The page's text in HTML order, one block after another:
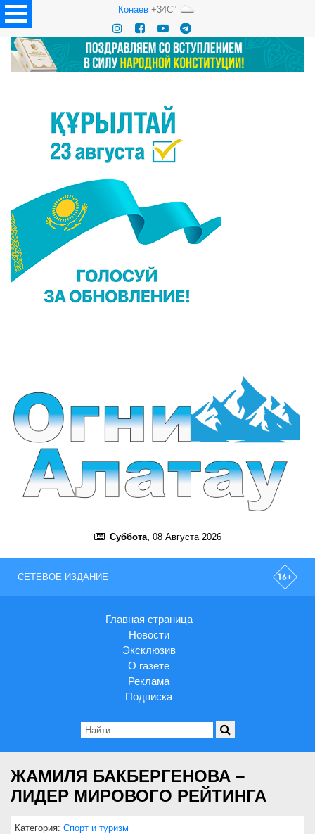
Конаев+34C°
Суббота, 08 Августа 2026
СЕТЕВОЕ ИЗДАНИЕ
Главная страница
Новости
Эксклюзив
О газете
Реклама
Подписка
ЖАМИЛЯ БАКБЕРГЕНОВА –
ЛИДЕР МИРОВОГО РЕЙТИНГА
Категория: Спорт и туризм